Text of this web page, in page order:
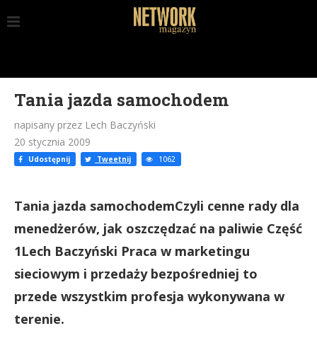
Tania jazda samochodem
napisany przez Lech Baczyński
20 stycznia 2009
Udostępnij Tweetnij 1062
Tania jazda samochodemCzyli cenne rady dla
menedżerów, jak oszczędzać na paliwie Część
1Lech Baczyński Praca w marketingu
sieciowym i przedaży bezpośredniej to
przede wszystkim profesja wykonywana w
terenie.